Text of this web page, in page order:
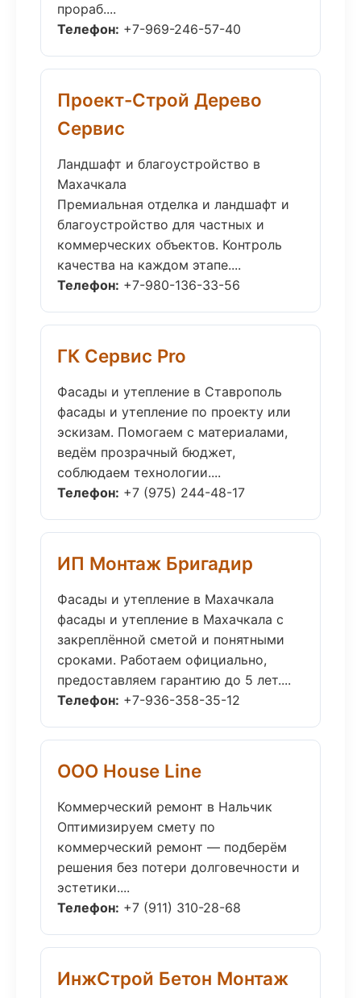
прораб....
Телефон: +7-969-246-57-40
Проект-Строй Дерево
Сервис
Ландшафт и благоустройство в
Махачкала
Премиальная отделка и ландшафт и
благоустройство для частных и
коммерческих объектов. Контроль
качества на каждом этапе....
Телефон: +7-980-136-33-56
ГК Сервис Pro
Фасады и утепление в Ставрополь
фасады и утепление по проекту или
эскизам. Помогаем с материалами,
ведём прозрачный бюджет,
соблюдаем технологии....
Телефон: +7 (975) 244-48-17
ИП Монтаж Бригадир
Фасады и утепление в Махачкала
фасады и утепление в Махачкала с
закреплённой сметой и понятными
сроками. Работаем официально,
предоставляем гарантию до 5 лет....
Телефон: +7-936-358-35-12
ООО House Line
Коммерческий ремонт в Нальчик
Оптимизируем смету по
коммерческий ремонт — подберём
решения без потери долговечности и
эстетики....
Телефон: +7 (911) 310-28-68
ИнжСтрой Бетон Монтаж